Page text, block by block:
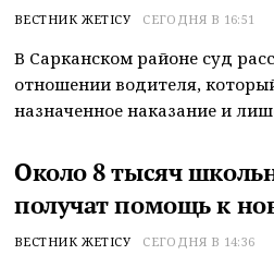
ВЕСТНИК ЖЕТІСУ СЕГОДНЯ В 16:51
В Сарканском районе суд
отношении водителя,
назначенное наказание и
Около 8 тысяч
получат помощь к
ВЕСТНИК ЖЕТІСУ СЕГОДНЯ В 14:36